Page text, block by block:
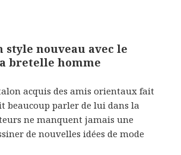
style nouveau avec le
bretelle homme
acquis des amis orientaux fait
beaucoup parler de lui dans la
ne manquent jamais une
de nouvelles idées de mode